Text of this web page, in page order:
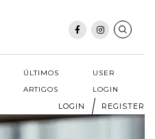
ÚLTIMOS
ARTIGOS
USER
LOGIN
LOGIN REGISTER